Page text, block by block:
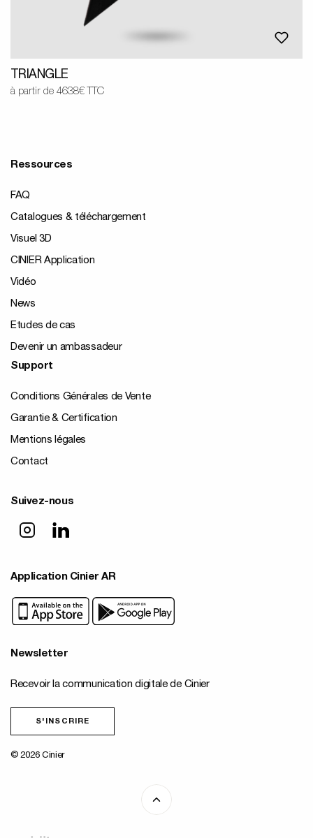
TRIANGLE
à partir de 4638€ TTC
Ressources
FAQ
Catalogues & téléchargement
Visuel 3D
CINIER Application
Vidéo
News
Etudes de cas
Devenir un ambassadeur
Support
Conditions Générales de Vente
Garantie & Certification
Mentions légales
Contact
Suivez-nous
Application Cinier AR
Newsletter
Recevoir la communication digitale de Cinier
S'INSCRIRE
© 2026 Cinier